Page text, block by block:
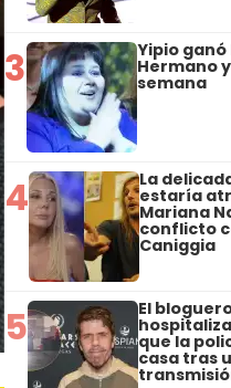
3 Yipio ganó
Hermano
semana
4 La
estaría
Mariana
conflicto
Caniggia
5 El
que la
casa tras